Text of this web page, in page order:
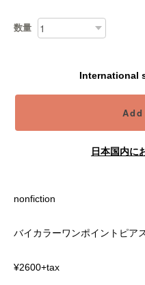
数量
International
日本国内に
nonfiction
バイカラーワンポイントピア
¥2600+tax